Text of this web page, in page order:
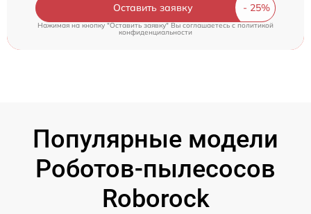
Оставить заявку
Нажимая на кнопку "Оставить заявку" Вы соглашаетесь cполитикой
конфиденциальности
Популярные модели
Роботов-пылесосов
Roborock